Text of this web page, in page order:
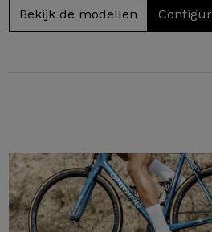
Bekijk de modellen